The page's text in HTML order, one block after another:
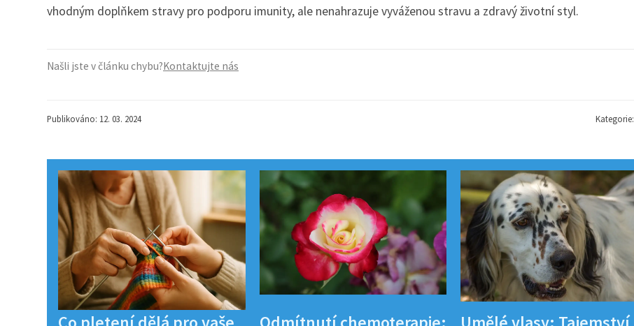
vhodným doplňkem stravy pro podporu imunity, ale nenahrazuje vyváženou stravu a zdravý životní styl.
Našli jste v článku chybu?Kontaktujte nás
Publikováno: 12. 03. 2024 Kategorie: